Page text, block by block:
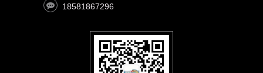
18581867296